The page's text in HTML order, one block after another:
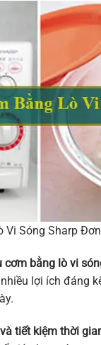
Vi Sóng Sharp
cơm bằng lò vi
lợi ích đáng
tiết kiệm thời